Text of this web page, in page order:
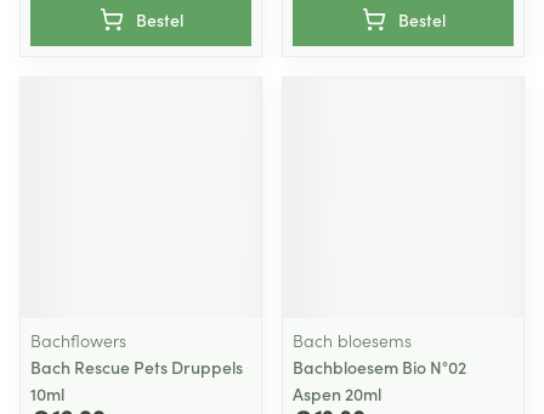
Bestel Bestel
Bachflowers
Bach Rescue Pets Druppels
10ml
Bach bloesems
Bachbloesem Bio N°02
Aspen 20ml